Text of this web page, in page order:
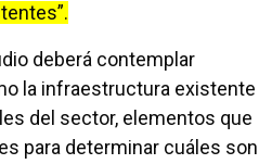
deberá contemplar
la infraestructura existente
del sector, elementos que
para determinar cuáles son